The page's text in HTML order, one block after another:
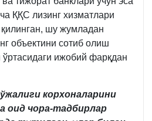
ҚҚС лизинг хизматлари
шу жумладан
объектини сотиб олиш
ижобий фарқдан
корхоналарини
оид чора-тадбирлар